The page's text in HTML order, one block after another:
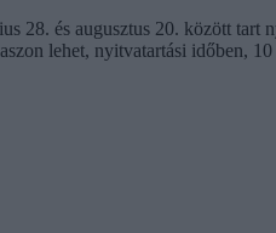
28. és augusztus 20. között
lehet, nyitvatartási időben,